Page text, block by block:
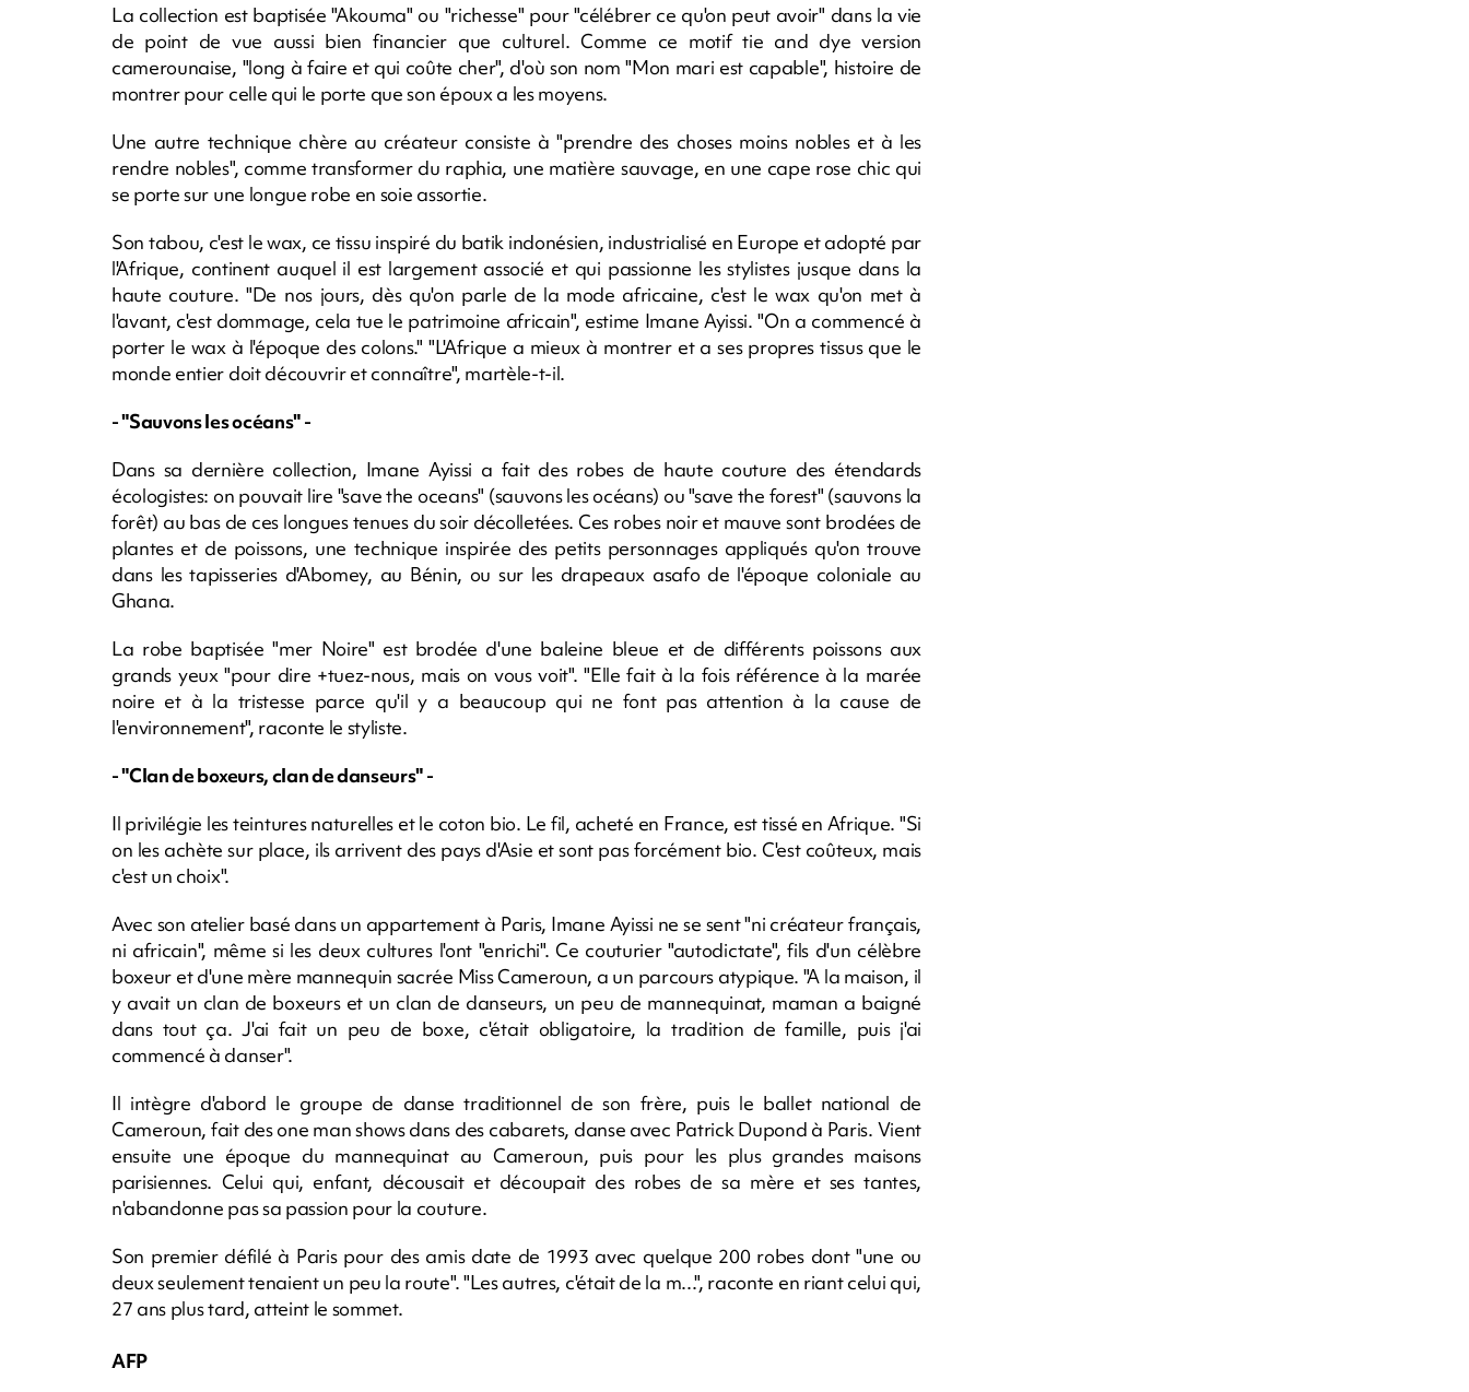
La collection est baptisée "Akouma" ou "richesse" pour "célébrer ce qu'on peut avoir" dans la vie
de point de vue aussi bien financier que culturel. Comme ce motif tie and dye version
camerounaise, "long à faire et qui coûte cher", d'où son nom "Mon mari est capable", histoire de
montrer pour celle qui le porte que son époux a les moyens.
Une autre technique chère au créateur consiste à "prendre des choses moins nobles et à les
rendre nobles", comme transformer du raphia, une matière sauvage, en une cape rose chic qui
se porte sur une longue robe en soie assortie.
Son tabou, c'est le wax, ce tissu inspiré du batik indonésien, industrialisé en Europe et adopté par
l'Afrique, continent auquel il est largement associé et qui passionne les stylistes jusque dans la
haute couture. "De nos jours, dès qu'on parle de la mode africaine, c'est le wax qu'on met à
l'avant, c'est dommage, cela tue le patrimoine africain", estime Imane Ayissi. "On a commencé à
porter le wax à l'époque des colons." "L'Afrique a mieux à montrer et a ses propres tissus que le
monde entier doit découvrir et connaître", martèle-t-il.
- "Sauvons les océans" -
Dans sa dernière collection, Imane Ayissi a fait des robes de haute couture des étendards
écologistes: on pouvait lire "save the oceans" (sauvons les océans) ou "save the forest" (sauvons la
forêt) au bas de ces longues tenues du soir décolletées. Ces robes noir et mauve sont brodées de
plantes et de poissons, une technique inspirée des petits personnages appliqués qu'on trouve
dans les tapisseries d'Abomey, au Bénin, ou sur les drapeaux asafo de l'époque coloniale au
Ghana.
La robe baptisée "mer Noire" est brodée d'une baleine bleue et de différents poissons aux
grands yeux "pour dire +tuez-nous, mais on vous voit". "Elle fait à la fois référence à la marée
noire et à la tristesse parce qu'il y a beaucoup qui ne font pas attention à la cause de
l'environnement", raconte le styliste.
- "Clan de boxeurs, clan de danseurs" -
Il privilégie les teintures naturelles et le coton bio. Le fil, acheté en France, est tissé en Afrique. "Si
on les achète sur place, ils arrivent des pays d'Asie et sont pas forcément bio. C'est coûteux, mais
c'est un choix".
Avec son atelier basé dans un appartement à Paris, Imane Ayissi ne se sent "ni créateur français,
ni africain", même si les deux cultures l'ont "enrichi". Ce couturier "autodictate", fils d'un célèbre
boxeur et d'une mère mannequin sacrée Miss Cameroun, a un parcours atypique. "A la maison, il
y avait un clan de boxeurs et un clan de danseurs, un peu de mannequinat, maman a baigné
dans tout ça. J'ai fait un peu de boxe, c'était obligatoire, la tradition de famille, puis j'ai
commencé à danser".
Il intègre d'abord le groupe de danse traditionnel de son frère, puis le ballet national de
Cameroun, fait des one man shows dans des cabarets, danse avec Patrick Dupond à Paris. Vient
ensuite une époque du mannequinat au Cameroun, puis pour les plus grandes maisons
parisiennes. Celui qui, enfant, décousait et découpait des robes de sa mère et ses tantes,
n'abandonne pas sa passion pour la couture.
Son premier défilé à Paris pour des amis date de 1993 avec quelque 200 robes dont "une ou
deux seulement tenaient un peu la route". "Les autres, c'était de la m...", raconte en riant celui qui,
27 ans plus tard, atteint le sommet.
AFP